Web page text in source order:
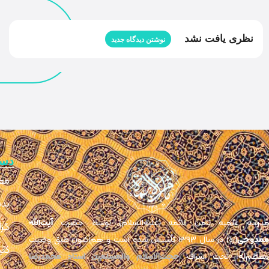
نظری یافت نشد نوشتن دیدگاه جدید
مدرسه علمیه ثامن الائمه (علیه‌السلام) توسط حضرتآیت‌الله
ممدوحی
(ره) در سال ۱۳۹۳ تأسیس شده است و هم‌اکنون طبق وصیت
معظم‌له، تحت اشرافحجت‌الاسلام والمسلمین استاد محمدرضا